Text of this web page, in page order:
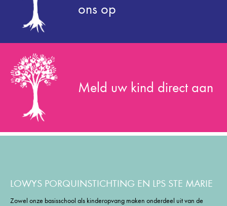
ons op
Meld uw kind direct aan
LOWYS PORQUINSTICHTING EN LPS STE MARIE
Zowel onze basisschool als kinderopvang maken onderdeel uit van de